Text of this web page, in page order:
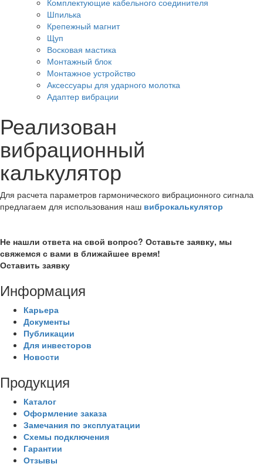
Комплектующие кабельного соединителя
Шпилька
Крепежный магнит
Щуп
Восковая мастика
Монтажный блок
Монтажное устройство
Аксессуары для ударного молотка
Адаптер вибрации
Реализован
вибрационный
калькулятор
Для расчета параметров гармонического вибрационного сигнала
предлагаем для использования наш виброкалькулятор
Не нашли ответа на свой вопрос? Оставьте заявку, мы
свяжемся с вами в ближайшее время!
Оставить заявку
Информация
Карьера
Документы
Публикации
Для инвесторов
Новости
Продукция
Каталог
Оформление заказа
Замечания по эксплуатации
Схемы подключения
Гарантии
Отзывы